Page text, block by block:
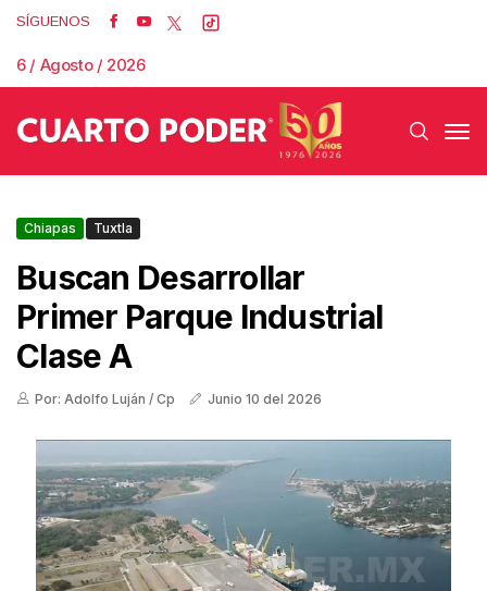
SÍGUENOS
6 / Agosto / 2026
Chiapas Tuxtla
Buscan Desarrollar
Primer Parque Industrial
Clase A
Por: Adolfo Luján / Cp Junio 10 del 2026